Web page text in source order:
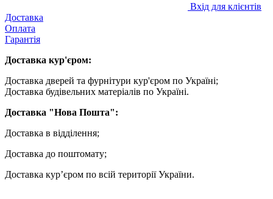
Вхід для клієнтів
Доставка
Оплата
Гарантія
Доставка кур'єром:
Доставка дверей та фурнітури кур'єром по Україні;
Доставка будівельних матеріалів по Україні.
Доставка "Нова Пошта":
Доставка в відділення;
Доставка до поштомату;
Доставка кур’єром по всій території України.